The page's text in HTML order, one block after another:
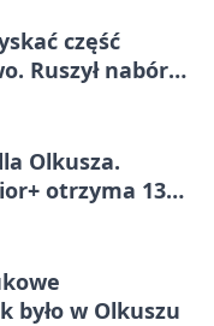
część
Ruszył nabór
Olkusza.
otrzyma 134
było w Olkuszu